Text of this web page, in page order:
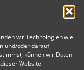
wir Technologien wie
und/oder darauf
können wir Daten
Website